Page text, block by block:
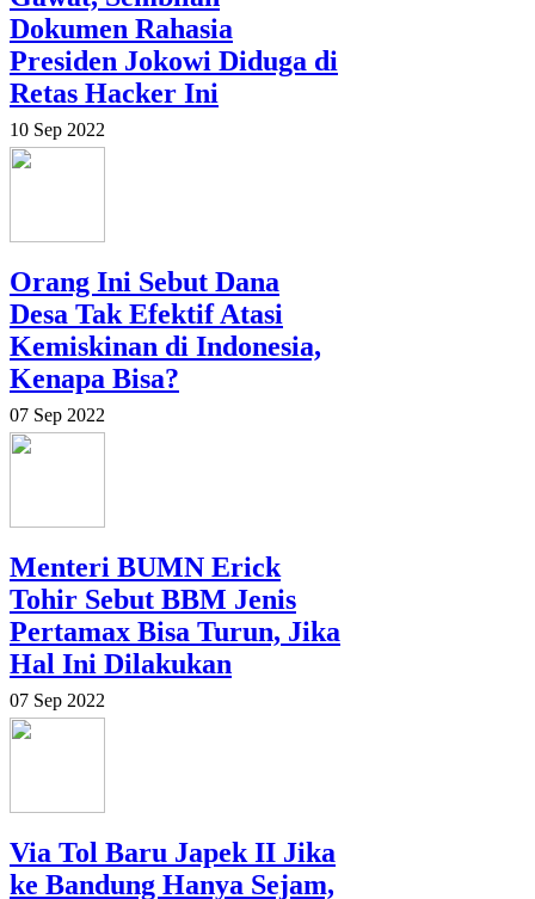
Dokumen Rahasia
Presiden Jokowi Diduga di
Retas Hacker Ini
10 Sep 2022
Orang Ini Sebut Dana
Desa Tak Efektif Atasi
Kemiskinan di Indonesia,
Kenapa Bisa?
07 Sep 2022
Menteri BUMN Erick
Tohir Sebut BBM Jenis
Pertamax Bisa Turun, Jika
Hal Ini Dilakukan
07 Sep 2022
Via Tol Baru Japek II Jika
ke Bandung Hanya Sejam,